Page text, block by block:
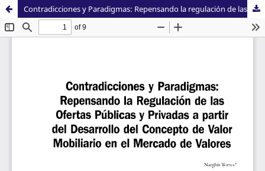
Contradicciones y Paradigmas: Repensando la regulación de las ofertas públicas y privadas a partir del desarrollo del concepto de Valor Mobiliario en el Mercado de Valores